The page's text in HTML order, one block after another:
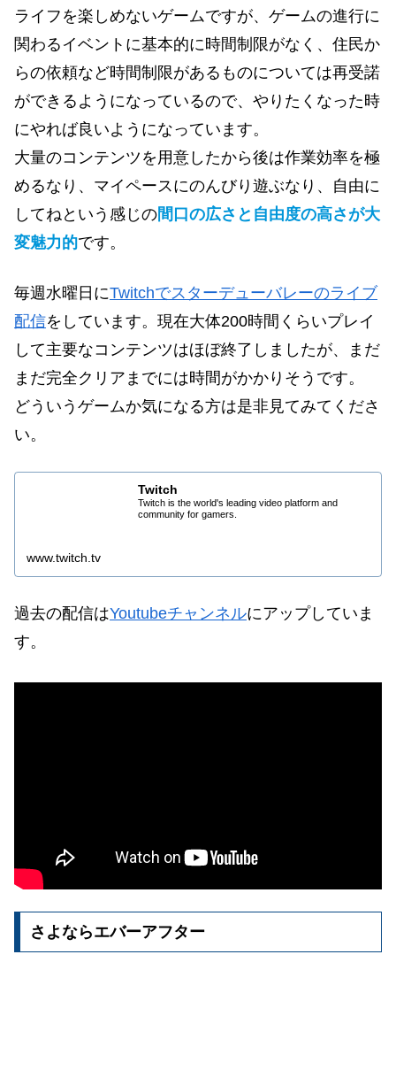
ライフを楽しめないゲームですが、ゲームの進行に
関わるイベントに基本的に時間制限がなく、住民か
らの依頼など時間制限があるものについては再受諾
ができるようになっているので、やりたくなった時
にやれば良いようになっています。
大量のコンテンツを用意したから後は作業効率を極
めるなり、マイペースにのんびり遊ぶなり、自由に
してねという感じの間口の広さと自由度の高さが大
変魅力的です。
毎週水曜日にTwitchでスターデューバレーのライブ
配信をしています。現在大体200時間くらいプレイ
して主要なコンテンツはほぼ終了しましたが、まだ
まだ完全クリアまでには時間がかかりそうです。
どういうゲームか気になる方は是非見てみてくださ
い。
Twitch
Twitch is the world's leading video platform and
community for gamers.
www.twitch.tv
過去の配信はYoutubeチャンネルにアップしていま
す。
さよならエバーアフター